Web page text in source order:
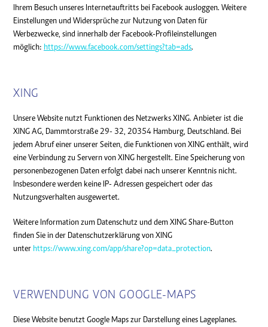
Ihrem Besuch unseres Internetauftritts bei Facebook ausloggen. Weitere
Einstellungen und Widersprüche zur Nutzung von Daten für
Werbezwecke, sind innerhalb der Facebook-Profileinstellungen
möglich: https://www.facebook.com/settings?tab=ads.
XING
Unsere Website nutzt Funktionen des Netzwerks XING. Anbieter ist die
XING AG, Dammtorstraße 29- 32, 20354 Hamburg, Deutschland. Bei
jedem Abruf einer unserer Seiten, die Funktionen von XING enthält, wird
eine Verbindung zu Servern von XING hergestellt. Eine Speicherung von
personenbezogenen Daten erfolgt dabei nach unserer Kenntnis nicht.
Insbesondere werden keine IP- Adressen gespeichert oder das
Nutzungsverhalten ausgewertet.
Weitere Information zum Datenschutz und dem XING Share-Button
finden Sie in der Datenschutzerklärung von XING
unter https://www.xing.com/app/share?op=data_protection.
VERWENDUNG VON GOOGLE-MAPS
Diese Website benutzt Google Maps zur Darstellung eines Lageplanes.